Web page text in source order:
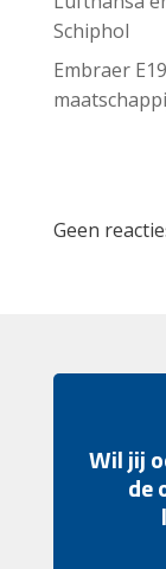
Schiphol
Embraer
Geen
Wil jij
de